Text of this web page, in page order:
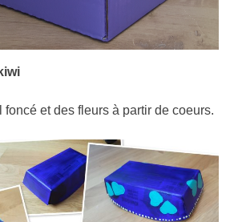
foncé et des fleurs à partir de coeurs.